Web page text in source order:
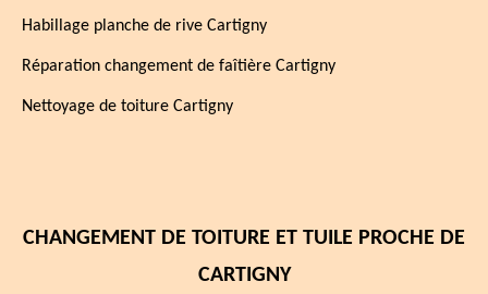
Habillage planche de rive Cartigny
Réparation changement de faîtière Cartigny
Nettoyage de toiture Cartigny
CHANGEMENT DE TOITURE ET TUILE PROCHE DE
CARTIGNY